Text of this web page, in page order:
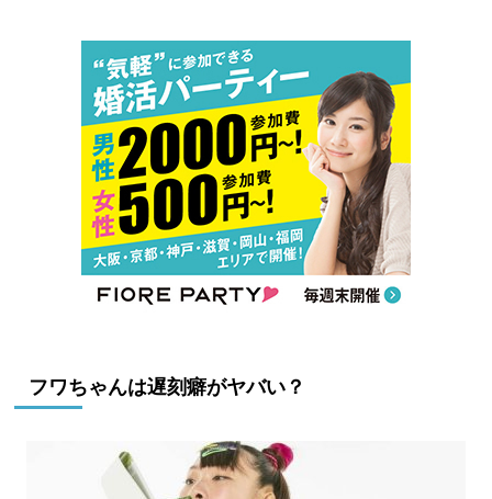
フワちゃんは遅刻癖がヤバい？